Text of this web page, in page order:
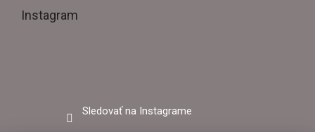
Instagram
Sledovať na Instagrame